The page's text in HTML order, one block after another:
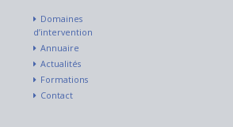
Domaines
d’intervention
Annuaire
Actualités
Formations
Contact